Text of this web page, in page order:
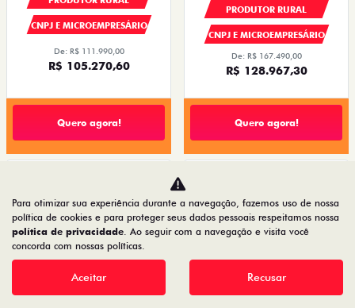
CNPJ E MICROEMPRESÁRIO
De: R$ 111.990,00
R$ 105.270,60
Quero agora!
PRODUTOR RURAL
CNPJ E MICROEMPRESÁRIO
De: R$ 167.490,00
R$ 128.967,30
Quero agora!
TORO VOLCANO MHEV FLEX T270 AT6
2027
2026/2027
CRONOS DRIVE 1.3 AT FLEX 4P 2027
2026/2027
Para otimizar sua experiência durante a navegação, fazemos uso de nossa
política de cookies e para proteger seus dados pessoais respeitamos nossa
política de privacidade. Ao seguir com a navegação e visita você
concorda com nossas políticas.
Aceitar Recusar